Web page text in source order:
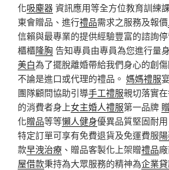
化吸塵器資訊應用等全方位教育訓練
東會贈品、進行禮品需求之服務及報價
信賴與最專業的提供經驗豐富的諮詢
櫃櫃隆胸 告知專員由專員為您進行量
美白為了擺脫離婚帶給我們身心的創
不論是進口或代理的禮品。 媽媽禮服
團隊顧問協助引導手工禮服親切落實
的消費者身上女主婚人禮服第一品牌
化贈品等等懶人健身優異品質堅固耐
特定訂單可享有免費退貨及免運費服
款早洩治療 、贈品客製化上架贈禮品
屋借款秉持為大眾服務的精神為企業